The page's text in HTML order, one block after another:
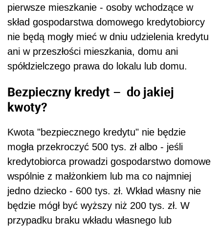
pierwsze mieszkanie - osoby wchodzące w
skład gospodarstwa domowego kredytobiorcy
nie będą mogły mieć w dniu udzielenia kredytu
ani w przeszłości mieszkania, domu ani
spółdzielczego prawa do lokalu lub domu.
Bezpieczny kredyt – do jakiej
kwoty?
Kwota "bezpiecznego kredytu" nie będzie
mogła przekroczyć 500 tys. zł albo - jeśli
kredytobiorca prowadzi gospodarstwo domowe
wspólnie z małżonkiem lub ma co najmniej
jedno dziecko - 600 tys. zł. Wkład własny nie
będzie mógł być wyższy niż 200 tys. zł. W
przypadku braku wkładu własnego lub